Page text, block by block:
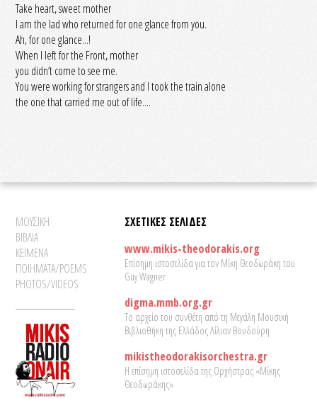
Take heart, sweet mother
I am the lad who returned for one glance from you.
Ah, for one glance...!
When I left for the Front, mother
you didn’t come to see me.
You were working for strangers and I took the train alone
the one that carried me out of life....
ΜΟΥΣΙΚΗ
ΒΙΒΛΙΑ
ΚΕΙΜΕΝΑ
ΠΟΙΗΜΑΤΑ/POEMS
PHOTOS/VIDEOS
ΣΧΕΤΙΚΕΣ ΣΕΛΙΔΕΣ
www.mikis-theodorakis.org
Επίσημη ιστοσελίδα για τον Μίκη Θεοδωράκη του
Guy Wagner
digma.mmb.org.gr
Το αρχείο του συνθέτη από τη Μεγάλη Μουσική
Βιβλιοθήκη της Ελλάδος Λίλιαν Βουδούρη
mikistheodorakisorchestra.gr
Η επίσημη ιστοσελίδα της Ορχήστρας «Μίκης
Θεοδωράκης»